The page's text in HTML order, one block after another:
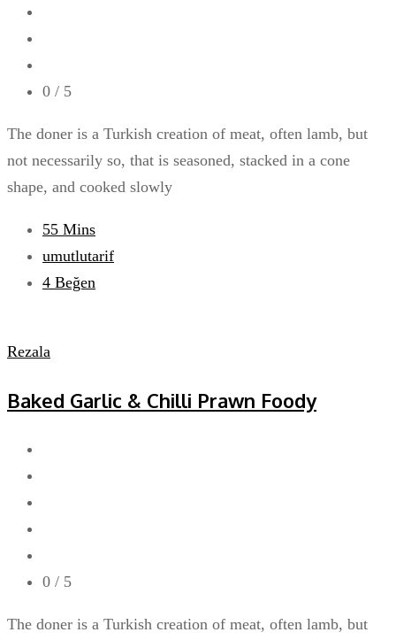
0 / 5
The doner is a Turkish creation of meat, often lamb, but
not necessarily so, that is seasoned, stacked in a cone
shape, and cooked slowly
55 Mins
umutlutarif
4 Beğen
Rezala
Baked Garlic & Chilli Prawn Foody
0 / 5
The doner is a Turkish creation of meat, often lamb, but